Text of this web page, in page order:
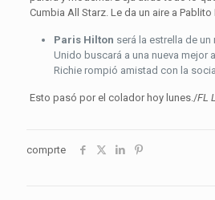
Cumbia All Starz. Le da un aire a Pablito
Paris Hilton será la estrella de un
Unido buscará a una nueva mejor
Richie rompió amistad con la
Esto pasó por el colador hoy lunes./FL
comprte